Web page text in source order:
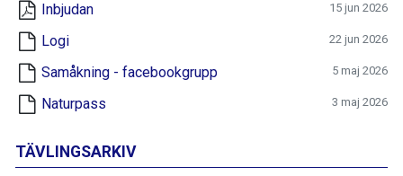
Inbjudan 15 jun 2026
Logi 22 jun 2026
Samåkning - facebookgrupp 5 maj 2026
Naturpass 3 maj 2026
TÄVLINGSARKIV